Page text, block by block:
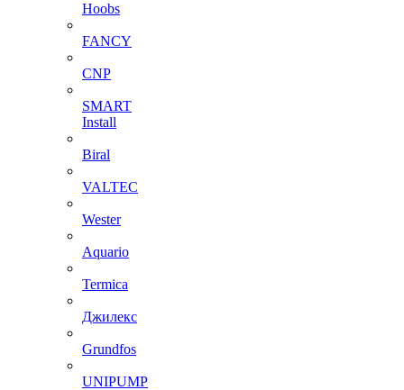
Hoobs
FANCY
CNP
SMART
Install
Biral
VALTEC
Wester
Aquario
Termica
Джилекс
Grundfos
UNIPUMP